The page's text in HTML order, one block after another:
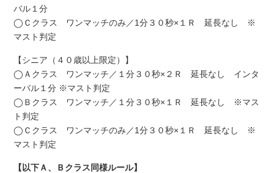
バル１分
◯Ｃクラス ワンマッチのみ／1分３０秒×１Ｒ 延長なし ※
マスト判定
【シニア（４０歳以上限定）】
◯Ａクラス ワンマッチ／１分３０秒×２Ｒ 延長なし インタ
ーバル１分 ※マスト判定
◯Ｂクラス ワンマッチ／１分３０秒×１Ｒ 延長なし ※マス
ト判定
◯Ｃクラス ワンマッチのみ／1分３０秒×１Ｒ 延長なし ※
マスト判定
【以下Ａ、Ｂクラス同様ルール】